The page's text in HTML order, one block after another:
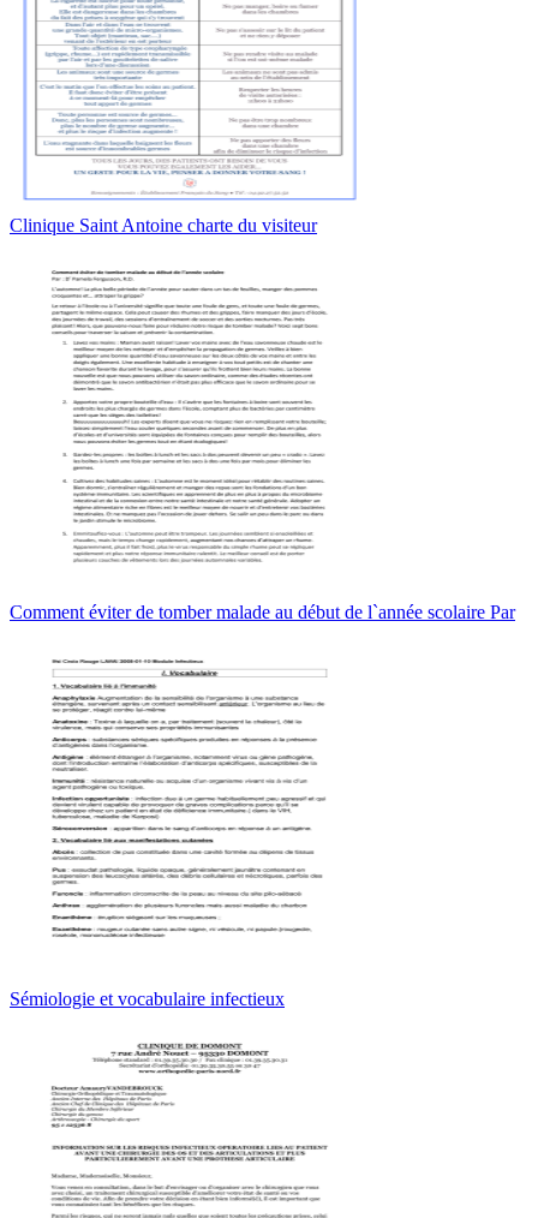
Clinique Saint Antoine charte du visiteur
Comment éviter de tomber malade au début de l`année scolaire Par
Sémiologie et vocabulaire infectieux